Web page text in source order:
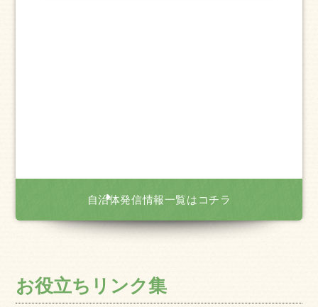
自治体発信情報一覧はコチラ
お役立ちリンク集